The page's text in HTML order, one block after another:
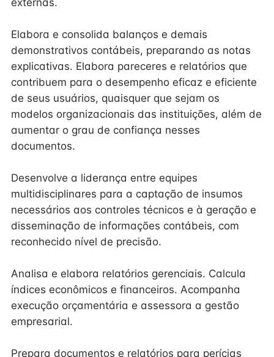
externas.
Elabora e consolida balanços e demais
demonstrativos contábeis, preparando as notas
explicativas. Elabora pareceres e relatórios que
contribuem para o desempenho eficaz e eficiente
de seus usuários, quaisquer que sejam os
modelos organizacionais das instituições, além de
aumentar o grau de confiança nesses
documentos.
Desenvolve a liderança entre equipes
multidisciplinares para a captação de insumos
necessários aos controles técnicos e à geração e
disseminação de informações contábeis, com
reconhecido nível de precisão.
Analisa e elabora relatórios gerenciais. Calcula
índices econômicos e financeiros. Acompanha
execução orçamentária e assessora a gestão
empresarial.
Prepara documentos e relatórios para perícias